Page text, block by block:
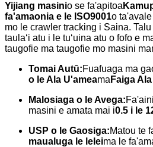
Yijiang masinio se fa'apitoa
fa'amaonia e le ISO9001o
mo le crawler tracking i Saina. Talu
taulaʻi atu i le tuʻuina atu o fofo e
taugofie ma taugofie mo masini
Tomai Autū:Fuafuaga ma
o le Ala U'ameama Faiga
Malosiaga o le Avega:
masini e amata mai i0.5 i le
USP o le Gaosiga:Matou te
maualuga le leleima le